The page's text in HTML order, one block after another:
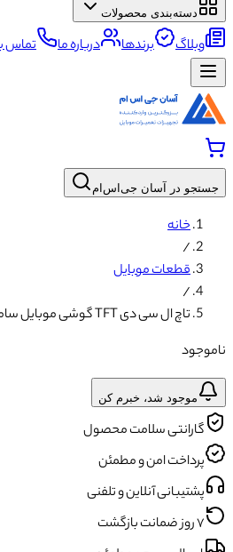
دسته‌بندی محصولات
وبلاگ برندها درباره ما تماس
جستجو در آسان جی‌اس‌ام
خانه
/
قطعات موبایل
/
تاچ ال سی دی TFT گوشی موبایل سامسونگ J400
ناموجود
موجود شد، خبرم کن
گارانتی سلامت محصول
پرداخت امن و مطمئن
پشتیبانی آنلاین و تلفنی
۷ روز ضمانت بازگشت